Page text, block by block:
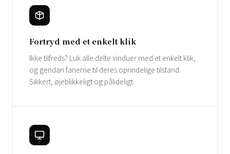
Fortryd med et enkelt klik
Ikke tilfreds? Luk alle delte vinduer med et enkelt klik,
og gendan fanerne til deres oprindelige tilstand.
Sikkert, øjeblikkeligt og pålideligt.